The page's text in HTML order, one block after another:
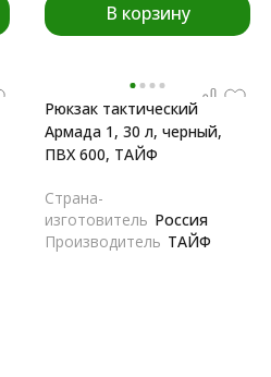
В корзину
Рюкзак тактический
Армада 1, 30 л, черный,
ПВХ 600, ТАЙФ
Страна-
изготовитель Россия
Производитель ТАЙФ